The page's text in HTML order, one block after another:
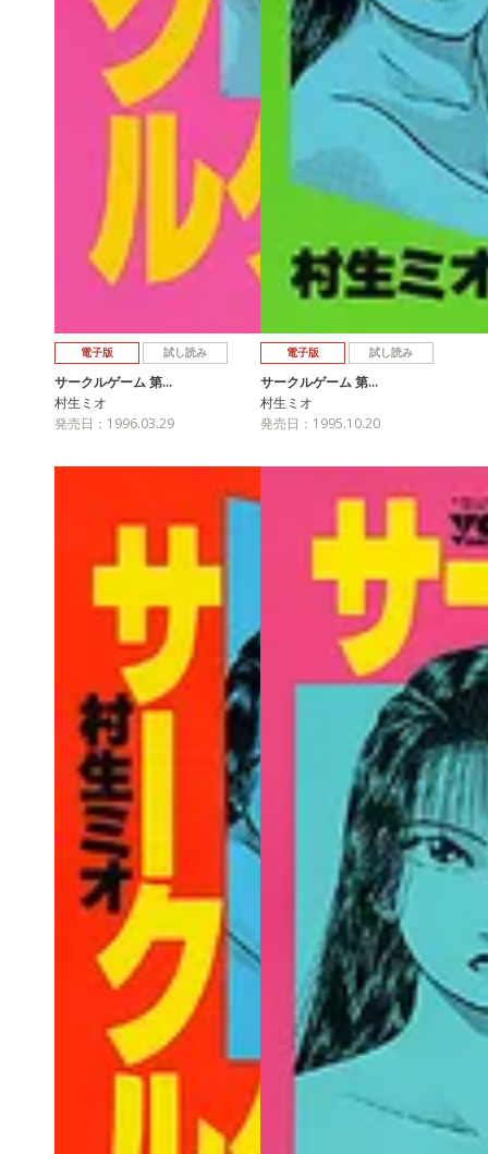
電子版 試し読み
サークルゲーム 第…
村生ミオ
発売日：1996.03.29
電子版 試し読み
サークルゲーム 第…
村生ミオ
発売日：1995.10.20